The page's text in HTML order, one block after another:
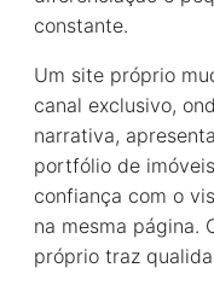
constante.
Um site próprio
canal exclusivo,
narrativa,
portfólio de
confiança com o
na mesma página.
próprio traz